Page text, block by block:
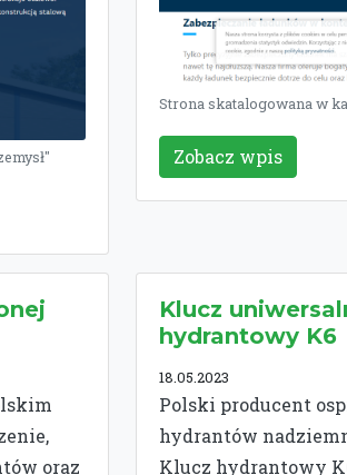
Strona skatalogowana w
Zobacz wpis
oraz
Klucz
hydrantowy K6
18.05.2023
Polski producent
hydrantów
Klucz hydrantowy